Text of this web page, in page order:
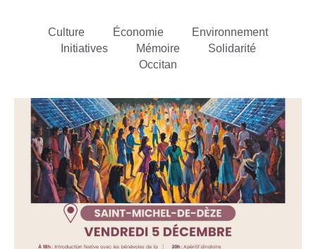
Culture Économie
Environnement
Initiatives
Mémoire
Solidarité
Occitan